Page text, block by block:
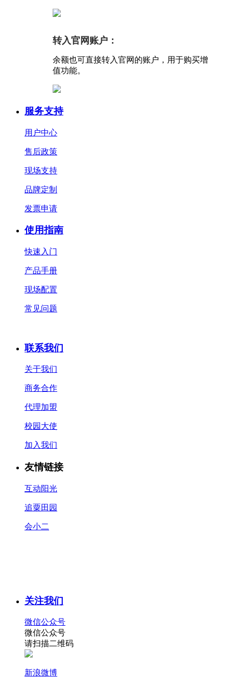
转入官网账户：
余额也可直接转入官网的账户，用于购买增
值功能。
服务支持
用户中心
售后政策
现场支持
品牌定制
发票申请
使用指南
快速入门
产品手册
现场配置
常见问题
联系我们
关于我们
商务合作
代理加盟
校园大使
加入我们
友情链接
互动阳光
追粟田园
会小二
关注我们
微信公众号
微信公众号
请扫描二维码
新浪微博